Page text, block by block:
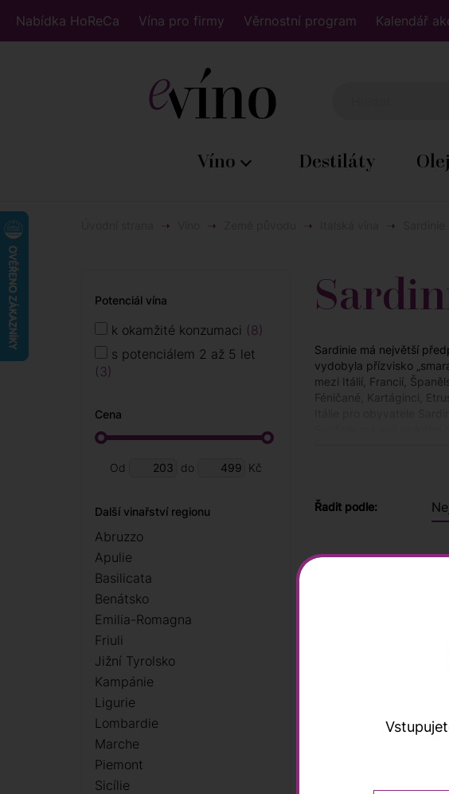
Nabídka HoReCa Vína pro firmy Věrnostní program Kalendář
Víno Destiláty
Sardinie má největší
vydobyla přízvisko
mezi Itálií, Francií,
Féničané, Kartáginci,
Carignano nebo
Rozloha vinic:43 331 ha
Řadit podle:
Potenciál vína
k okamžité konzumaci
8
s potenciálem 2 až 5 let
3
Cena
Od do Kč
Další vinařství regionu
Abruzzo
Apulie
Basilicata
Benátsko
Emilia-Romagna
Friuli
Jižní Tyrolsko
Kampánie
Ligurie
Lombardie
Marche
Piemont
Sicílie